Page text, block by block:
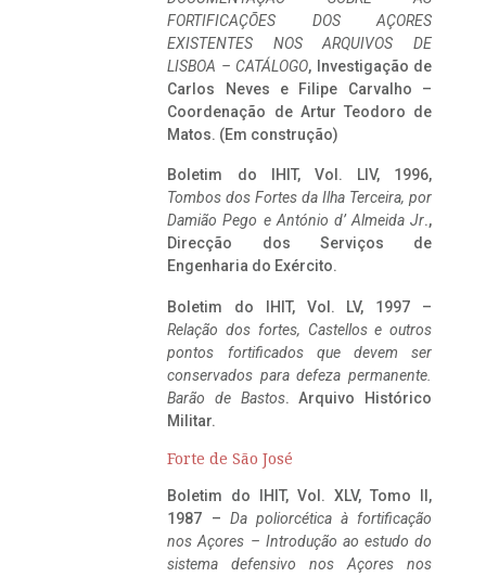
FORTIFICAÇÕES DOS AÇORES
EXISTENTES NOS ARQUIVOS DE
LISBOA – CATÁLOGO, Investigação de
Carlos Neves e Filipe Carvalho –
Coordenação de Artur Teodoro de
Matos. (Em construção)
Boletim do IHIT, Vol. LIV, 1996,
Tombos dos Fortes da Ilha Terceira, por
Damião Pego e António d’ Almeida Jr.,
Direcção dos Serviços de
Engenharia do Exército.
Boletim do IHIT, Vol. LV, 1997 –
Relação dos fortes, Castellos e outros
pontos fortificados que devem ser
conservados para defeza permanente.
Barão de Bastos. Arquivo Histórico
Militar.
Forte de São José
Boletim do IHIT, Vol. XLV, Tomo II,
1987 – Da poliorcética à fortificação
nos Açores – Introdução ao estudo do
sistema defensivo nos Açores nos